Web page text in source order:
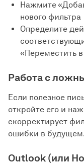
Нажмите
нового фильтра
Определите
«Переместить
Работа с
Если полезное
откройте его и
скорректирует
ошибки в
Outlook (или